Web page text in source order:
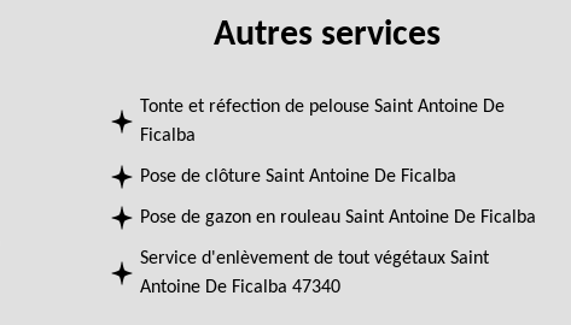
Autres services
Tonte et réfection de pelouse Saint Antoine De
Ficalba
Pose de clôture Saint Antoine De Ficalba
Pose de gazon en rouleau Saint Antoine De Ficalba
Service d'enlèvement de tout végétaux Saint
Antoine De Ficalba 47340